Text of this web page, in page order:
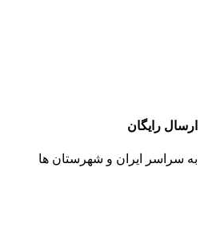
ارسال رایگان
به سراسر ایران و شهرستان ها